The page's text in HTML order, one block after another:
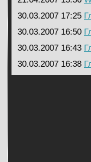
30.03.2007 17:25
30.03.2007 16:50
30.03.2007 16:43
30.03.2007 16:38